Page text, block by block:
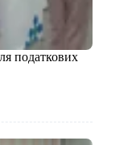
податкових